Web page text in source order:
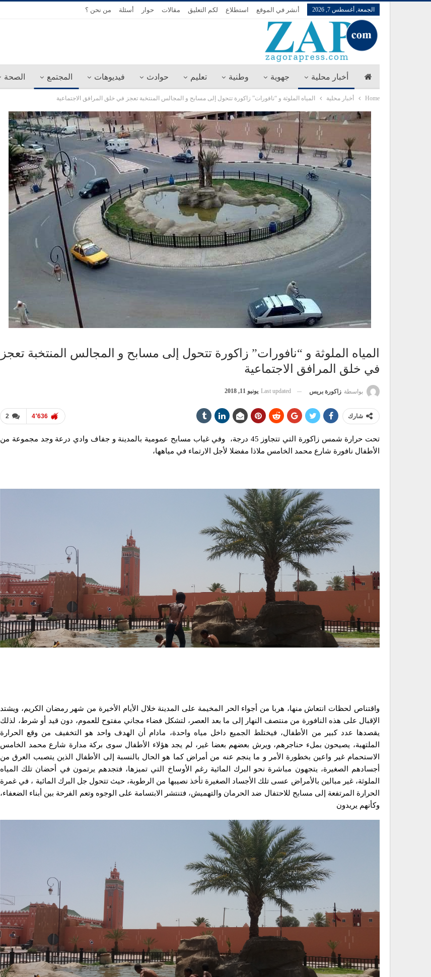
الجمعة, أغسطس 7, 2026 أنشر في الموقع استطلاع لكم التعليق مقالات حوار أسئلة من نحن ؟
أخبار محلية جهوية وطنية تعليم حوادث فيديوهات المجتمع الصحة
Home أخبار محلية المياه الملوثة و “نافورات” زاكورة تتحول إلى مسابح و المجالس المنتخبة تعجز في خلق المرافق الاجتماعية
المياه الملوثة و “نافورات” زاكورة تتحول إلى مسابح و المجالس المنتخبة تعجز
في خلق المرافق الاجتماعية
بواسطة زاكورة بريس Last updated يونيو 11, 2018
2 4٬636 شارك
تحت حرارة شمس زاكورة التي تتجاوز 45 درجة، وفي غياب مسابح عمومية بالمدينة و جفاف وادي درعة وجد مجموعة من
الأطفال نافورة شارع محمد الخامس ملاذا مفضلا لأجل الارتماء في مياهها،
واقتناص لحظات انتعاش منها، هربا من أجواء الحر المخيمة على المدينة خلال الأيام الأخيرة من شهر رمضان الكريم، ويشتد
الإقبال على هذه النافورة من منتصف النهار إلى ما بعد العصر، لتشكل فضاء مجاني مفتوح للعموم، دون قيد أو شرط، لذلك
يقصدها عدد كبير من الأطفال، فيختلط الجميع داخل مياه واحدة، مادام أن الهدف واحد هو التخفيف من وقع الحرارة
الملتهبة، يصيحون بملء حناجرهم، ويرش بعضهم بعضا غير، لم يجد هؤلاء الأطفال سوى بركة مدارة شارع محمد الخامس
الاستحمام غير واعين بخطورة الأمر و ما ينجم عنه من أمراض كما هو الحال بالنسبة إلى الأطفال الذين يتصبب العرق من
أجسادهم الصغيرة، يتجهون مباشرة نحو البرك المائية رغم الأوساخ التي تميزها، فتجدهم يرتمون في أحضان تلك المياه
الملوثة، غير مبالين بالأمراض عسى تلك الأجساد الصغيرة تأخذ نصيبها من الرطوبة، حيث تتحول جل البرك المائية ، في غمرة
الحرارة المرتفعة إلى مسابح للاحتفال ضد الحرمان والتهميش، فتنتشر الابتسامة على الوجوه وتعم الفرحة بين أبناء الضعفاء،
وكأنهم يريدون